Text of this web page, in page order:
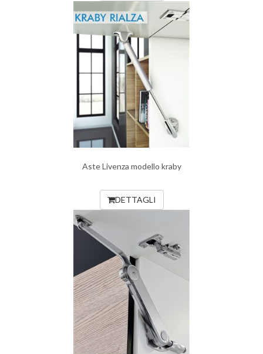
Aste Livenza modello kraby
DETTAGLI